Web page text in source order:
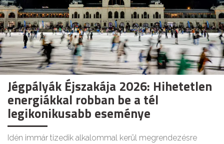
Jégpályák Éjszakája 2026: Hihetetlen
energiákkal robban be a tél
legikonikusabb eseménye
Idén immár tizedik alkalommal kerül megrendezésre